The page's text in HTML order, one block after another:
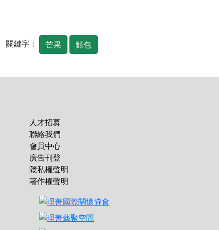
關鍵字： 芒果 麵包
人才招募
聯絡我們
會員中心
廣告刊登
隱私權聲明
著作權聲明